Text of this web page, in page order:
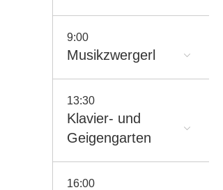
9:00
Musikzwergerl
13:30
Klavier- und
Geigengarten
16:00